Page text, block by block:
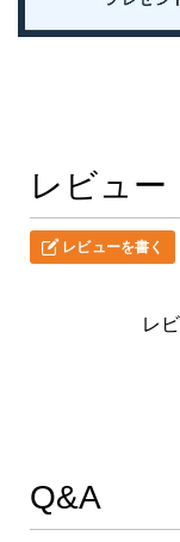
レビュー
レビューを書く
レ
Q&A